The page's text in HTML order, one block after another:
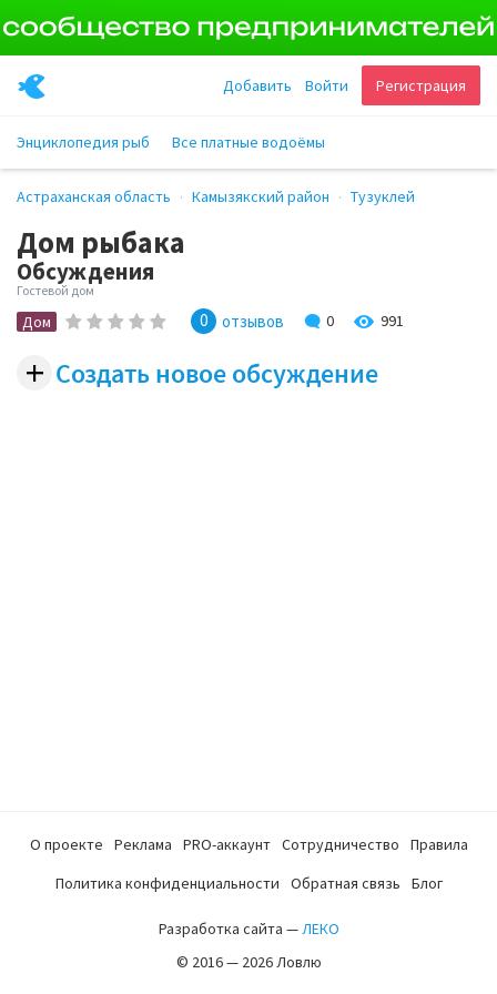
Регистрация
Войти
Добавить
Энциклопедия рыб Все платные водоёмы
Астраханская область Камызякский район Тузуклей
Дом рыбака
Обсуждения
Гостевой дом
Дом 0 отзывов 0 991
+ Создать новое обсуждение
О проекте Реклама PRO-аккаунт Сотрудничество
Правила
Политика конфиденциальности
Обратная связь Блог
Разработка сайта —ЛЕКО
© 2016 — 2026 Ловлю